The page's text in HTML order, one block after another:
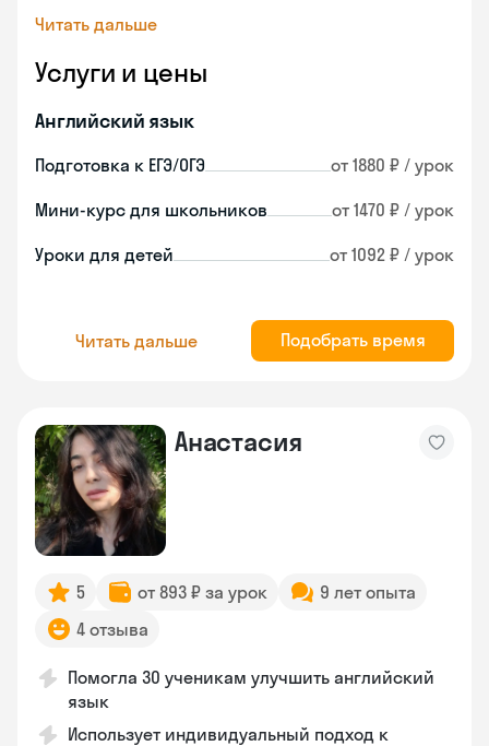
Читать дальше
Услуги и цены
Английский язык
Подготовка к ЕГЭ/ОГЭ от 1880 ₽ / урок
Мини-курс для школьников от 1470 ₽ / урок
Уроки для детей от 1092 ₽ / урок
Читать дальше Подобрать время
Анастасия
5 от 893 ₽ за урок
9 лет опыта
4 отзыва
Помогла 30 ученикам улучшить английский
язык
Использует индивидуальный подход к